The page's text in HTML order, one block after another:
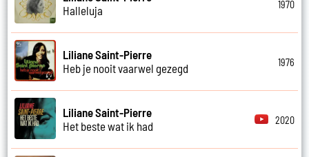
Halleluja
1970
Liliane Saint-Pierre
Heb je nooit vaarwel gezegd
1976
Liliane Saint-Pierre
Het beste wat ik had
2020